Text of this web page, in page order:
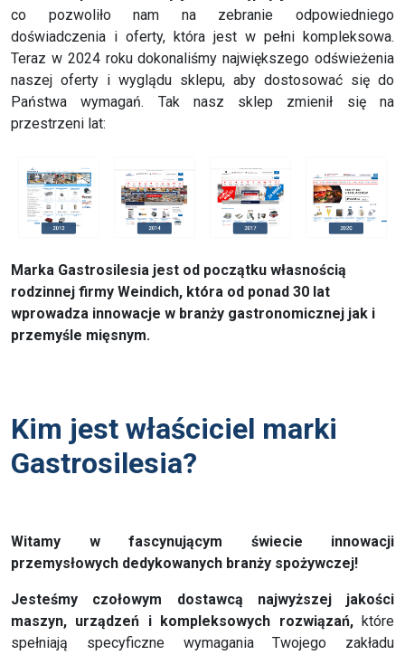
co pozwoliło nam na zebranie odpowiedniego
doświadczenia i oferty, która jest w pełni kompleksowa.
Teraz w 2024 roku dokonaliśmy największego odświeżenia
naszej oferty i wyglądu sklepu, aby dostosować się do
Państwa wymagań. Tak nasz sklep zmienił się na
przestrzeni lat:
Marka Gastrosilesia jest od początku własnością
rodzinnej firmy Weindich, która od ponad 30 lat
wprowadza innowacje w branży gastronomicznej jak i
przemyśle mięsnym.
Kim jest właściciel marki
Gastrosilesia?
Witamy w fascynującym świecie innowacji
przemysłowych dedykowanych branży spożywczej!
Jesteśmy czołowym dostawcą najwyższej jakości
maszyn, urządzeń i kompleksowych rozwiązań,które
spełniają specyficzne wymagania Twojego zakładu